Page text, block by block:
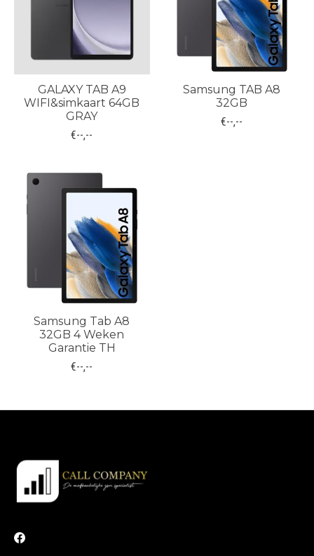
GALAXY TAB A9
WIFI&simkaart 64GB
GRAY
€--,--
Samsung TAB A8
32GB
€--,--
Samsung Tab A8
32GB 4 Weken
Garantie TH
€--,--